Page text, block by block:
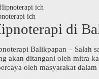
ich
di
Balikpapan – Salah
akan ditangani oleh mitra
oleh masyarakat